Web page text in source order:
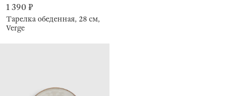
1 390 ₽
Тарелка обеденная, 28 см,
Verge